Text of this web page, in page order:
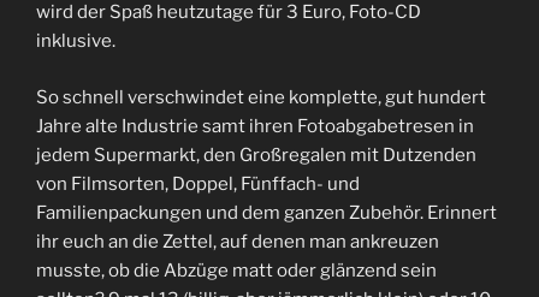
wird der Spaß heutzutage für 3 Euro, Foto-CD
inklusive.
So schnell verschwindet eine komplette, gut hundert
Jahre alte Industrie samt ihren Fotoabgabetresen in
jedem Supermarkt, den Großregalen mit Dutzenden
von Filmsorten, Doppel, Fünffach- und
Familienpackungen und dem ganzen Zubehör. Erinnert
ihr euch an die Zettel, auf denen man ankreuzen
musste, ob die Abzüge matt oder glänzend sein